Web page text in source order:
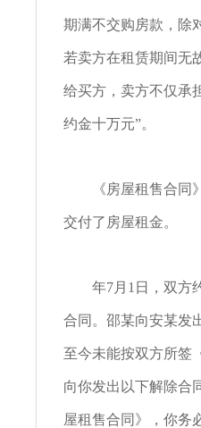
期满不交购房款，除
若卖方在租赁期间无
给买方，卖方不仅承
约金十万元”。
《房屋租售合同》
交付了房屋租金。
年7月1日，双方约
合同。邵某向安某发
至今未能按双方所签
向你发出以下解除合
屋租售合同》，你务